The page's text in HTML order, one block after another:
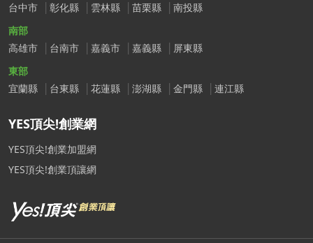
台中市
彰化縣 雲林縣 苗栗縣
南投縣
南部
高雄市
台南市 嘉義市 嘉義縣
屏東縣
東部
宜蘭縣
台東縣 花蓮縣 澎湖縣 金門縣 連江縣
YES頂尖!創業網
YES頂尖!創業加盟網
YES頂尖!創業頂讓網